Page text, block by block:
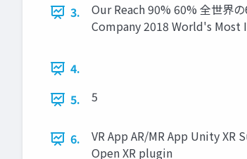
3.
Our Reach 90% 60% 全世界
Company 2018 World's Most
4.
5.
5
6.
VR App AR/MR App Unity
Open XR plugin